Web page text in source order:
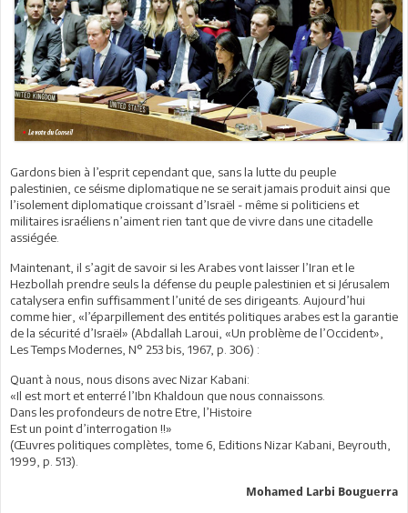
Gardons bien à l’esprit cependant que, sans la lutte du peuple
palestinien, ce séisme diplomatique ne se serait jamais produit ainsi que
l’isolement diplomatique croissant d’Israël - même si politiciens et
militaires israéliens n’aiment rien tant que de vivre dans une citadelle
assiégée.
Maintenant, il s’agit de savoir si les Arabes vont laisser l’Iran et le
Hezbollah prendre seuls la défense du peuple palestinien et si Jérusalem
catalysera enfin suffisamment l’unité de ses dirigeants. Aujourd’hui
comme hier, «l’éparpillement des entités politiques arabes est la garantie
de la sécurité d’Israël» (Abdallah Laroui, «Un problème de l’Occident»,
Les Temps Modernes, N° 253 bis, 1967, p. 306) :
Quant à nous, nous disons avec Nizar Kabani:
«Il est mort et enterré l’Ibn Khaldoun que nous connaissons.
Dans les profondeurs de notre Etre, l’Histoire
Est un point d’interrogation !!»
(Œuvres politiques complètes, tome 6, Editions Nizar Kabani, Beyrouth,
1999, p. 513).
Mohamed Larbi Bouguerra